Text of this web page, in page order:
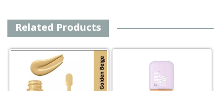
Related Products